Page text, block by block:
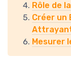
Rôle de
Créer un
Mesurer